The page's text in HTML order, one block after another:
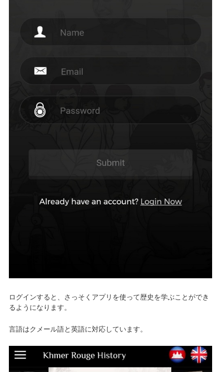
ログインすると、さっそくアプリを使って歴史を学ぶことができ
るようになります。
言語はクメール語と英語に対応しています。